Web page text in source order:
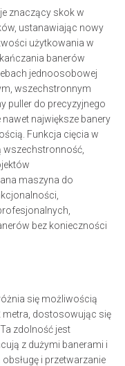
znaczący skok w
ustanawiając nowy
użytkowania w
banerów
jednoosobowej
wszechstronnym
puller do precyzyjnego
największe banery
Funkcja cięcia w
wszechstronność,
maszyna do
bez konieczności
się możliwością
metra, dostosowując się
zdolność jest
z dużymi banerami i
i przetwarzanie